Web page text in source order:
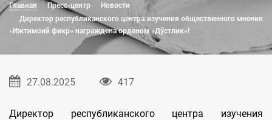
Главная Пресс-центр
Новости
Директор республиканского центра изучения общественного мнения
«Ижтимоий фикр» награждена орденом «Дўстлик»!
27.08.2025 417
Директор республиканского центра изучения